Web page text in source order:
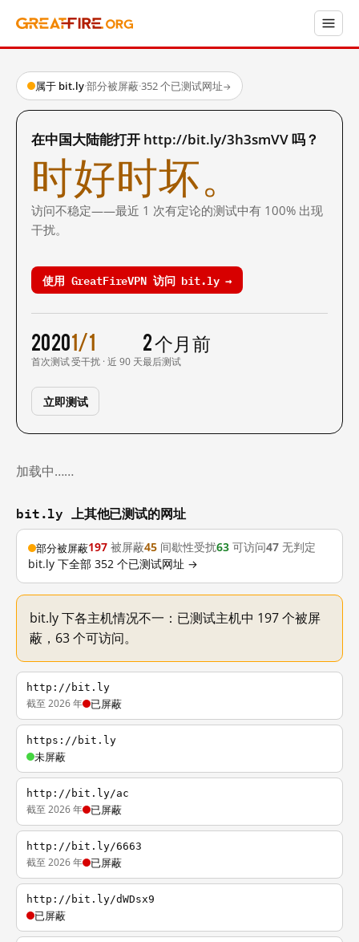
属于 bit.ly·部分被屏蔽·352 个已测试网址→
在中国大陆能打开 http://bit.ly/3h3smVV 吗？
时好时坏。
访问不稳定——最近 1 次有定论的测试中有 100% 出现
干扰。
使用 GreatFireVPN 访问 bit.ly →
2020
首次测试
1/1
受干扰 · 近 90 天
2 个月前
最后测试
立即测试
加载中……
bit.ly 上其他已测试的网址
部分被屏蔽197 被屏蔽45 间歇性受扰63 可访问47 无判定
bit.ly 下全部 352 个已测试网址 →
bit.ly 下各主机情况不一：已测试主机中 197 个被屏
蔽，63 个可访问。
http://bit.ly
截至 2026 年 已屏蔽
https://bit.ly
未屏蔽
http://bit.ly/ac
截至 2026 年 已屏蔽
http://bit.ly/6663
截至 2026 年 已屏蔽
http://bit.ly/dWDsx9
已屏蔽